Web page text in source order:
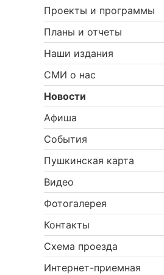
Проекты и программы
Планы и отчеты
Наши издания
СМИ о нас
Новости
Афиша
События
Пушкинская карта
Видео
Фотогалерея
Контакты
Схема проезда
Интернет-приемная